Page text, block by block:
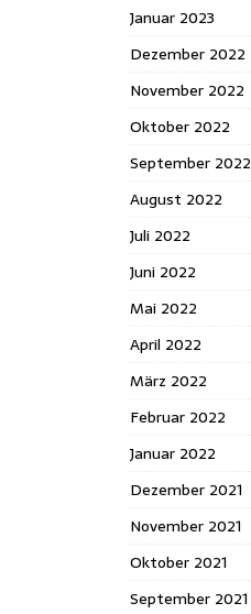
Januar 2023
Dezember 2022
November 2022
Oktober 2022
September 2022
August 2022
Juli 2022
Juni 2022
Mai 2022
April 2022
März 2022
Februar 2022
Januar 2022
Dezember 2021
November 2021
Oktober 2021
September 2021